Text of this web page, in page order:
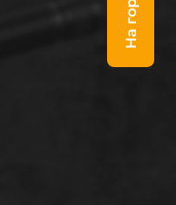
На гору